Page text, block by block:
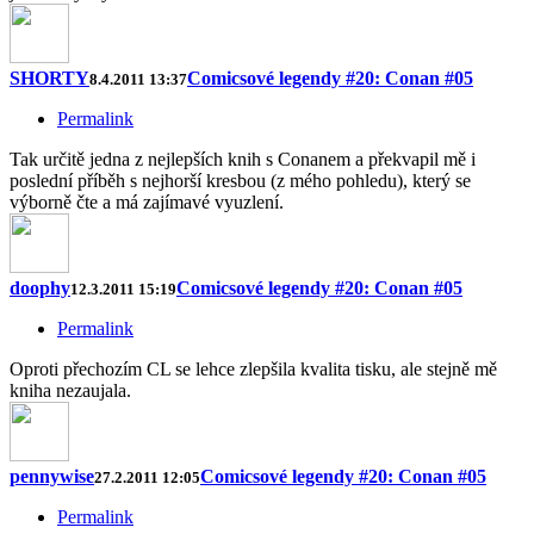
SHORTY8.4.2011 13:37Comicsové legendy #20: Conan #05
Permalink
Tak určitě jedna z nejlepších knih s Conanem a překvapil mě i
poslední příběh s nejhorší kresbou (z mého pohledu), který se
výborně čte a má zajímavé vyuzlení.
doophy12.3.2011 15:19Comicsové legendy #20: Conan #05
Permalink
Oproti přechozím CL se lehce zlepšila kvalita tisku, ale stejně mě
kniha nezaujala.
pennywise27.2.2011 12:05Comicsové legendy #20: Conan #05
Permalink